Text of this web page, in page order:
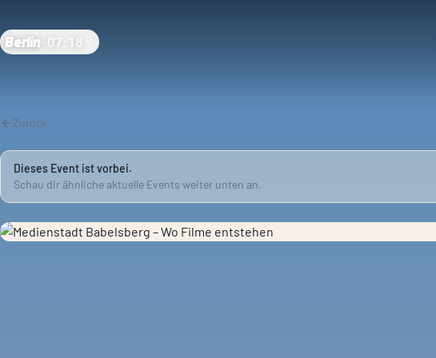
Berlin 07:18
Zurück
Dieses Event ist vorbei.
Schau dir ähnliche aktuelle Events weiter unten an.